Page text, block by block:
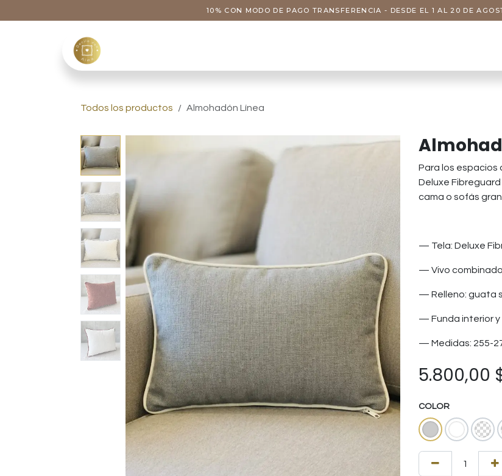
10% CON MODO DE PAGO TRANSFERENCIA - DESDE EL 1 AL 20 DE
Todos los productos Almohadón Línea
Para los espacios
Deluxe
cama o sofás
— Tela: Deluxe
— Vivo combinado
— Relleno: guata
— Funda interior y
— Medidas: 255-
5.800,00
COLOR